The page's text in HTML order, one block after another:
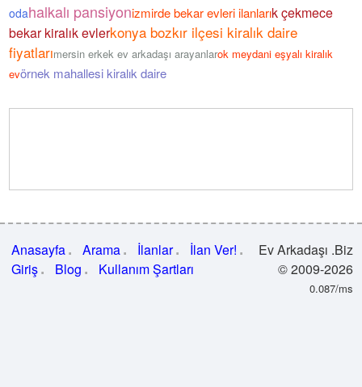
odahalkalı pansiyonizmirde bekar evleri ilanlarık çekmece
bekar kiralık evlerkonya bozkır ilçesi kiralık daire
fiyatlarımersin erkek ev arkadaşı arayanlarok meydani eşyalı kiralık
evörnek mahallesi kiralık daire
Anasayfa Arama İlanlar
İlan Ver!
Giriş
Blog Kullanım Şartları
Ev Arkadaşı .Biz
© 2009-2026
0.087/ms